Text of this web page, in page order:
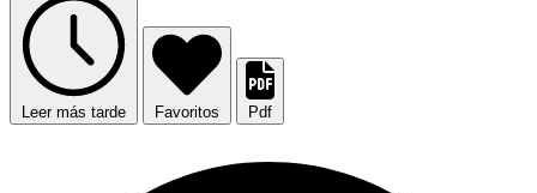
Leer más tarde Favoritos Pdf